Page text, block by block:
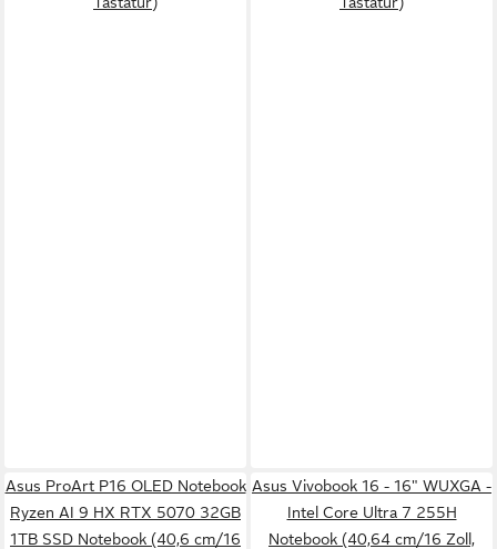
Asus ProArt P16 OLED Notebook
Ryzen AI 9 HX RTX 5070 32GB
1TB SSD Notebook (40,6 cm/16
Asus Vivobook 16 - 16" WUXGA -
Intel Core Ultra 7 255H
Notebook (40,64 cm/16 Zoll,